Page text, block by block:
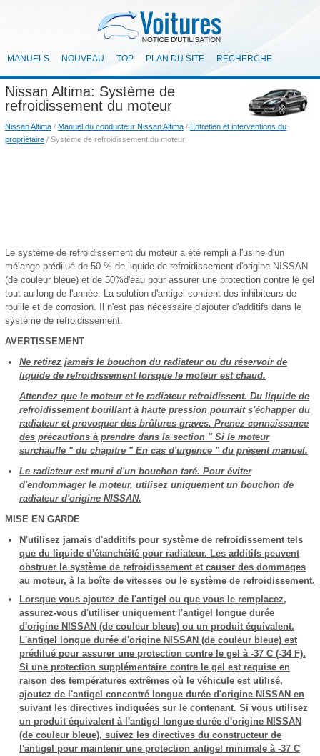
MANUELS NOUVEAU TOP PLAN DU SITE RECHERCHE
Nissan Altima: Système de
refroidissement du moteur
Nissan Altima / Manuel du conducteur Nissan Altima / Entretien et interventions du
propriétaire / Système de refroidissement du moteur
Le système de refroidissement du moteur a été rempli à l'usine d'un
mélange prédilué de 50 % de liquide de refroidissement d'origine NISSAN
(de couleur bleue) et de 50%d'eau pour assurer une protection contre le gel
tout au long de l'année. La solution d'antigel contient des inhibiteurs de
rouille et de corrosion. Il n'est pas nécessaire d'ajouter d'additifs dans le
système de refroidissement.
AVERTISSEMENT
Ne retirez jamais le bouchon du radiateur ou du réservoir de
liquide de refroidissement lorsque le moteur est chaud.
Attendez que le moteur et le radiateur refroidissent. Du liquide de
refroidissement bouillant à haute pression pourrait s'échapper du
radiateur et provoquer des brûlures graves. Prenez connaissance
des précautions à prendre dans la section " Si le moteur
surchauffe " du chapitre " En cas d'urgence " du présent manuel.
Le radiateur est muni d'un bouchon taré. Pour éviter
d'endommager le moteur, utilisez uniquement un bouchon de
radiateur d'origine NISSAN.
MISE EN GARDE
N'utilisez jamais d'additifs pour système de refroidissement tels
que du liquide d'étanchéité pour radiateur. Les additifs peuvent
obstruer le système de refroidissement et causer des dommages
au moteur, à la boîte de vitesses ou le système de refroidissement.
Lorsque vous ajoutez de l'antigel ou que vous le remplacez,
assurez-vous d'utiliser uniquement l'antigel longue durée
d'origine NISSAN (de couleur bleue) ou un produit équivalent.
L'antigel longue durée d'origine NISSAN (de couleur bleue) est
prédilué pour assurer une protection contre le gel à -37 C (-34 F).
Si une protection supplémentaire contre le gel est requise en
raison des températures extrêmes où le véhicule est utilisé,
ajoutez de l'antigel concentré longue durée d'origine NISSAN en
suivant les directives indiquées sur le contenant. Si vous utilisez
un produit équivalent à l'antigel longue durée d'origine NISSAN
(de couleur bleue), suivez les directives du constructeur de
l'antigel pour maintenir une protection antigel minimale à -37 C